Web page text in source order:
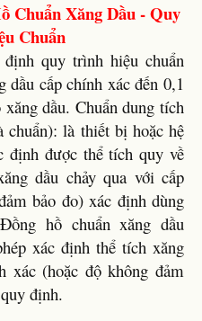
Chuẩn Xăng Dầu - Quy
Chuẩn
quy trình hiệu chuẩn
dầu cấp chính xác đến 0,1
dầu. Chuẩn dung tích
chuẩn): là thiết bị hoặc hệ
định được thể tích quy về
dầu chảy qua với cấp
bảo đo) xác định dùng
hồ chuẩn xăng dầu
xác định thể tích xăng
xác (hoặc độ không đảm
định.